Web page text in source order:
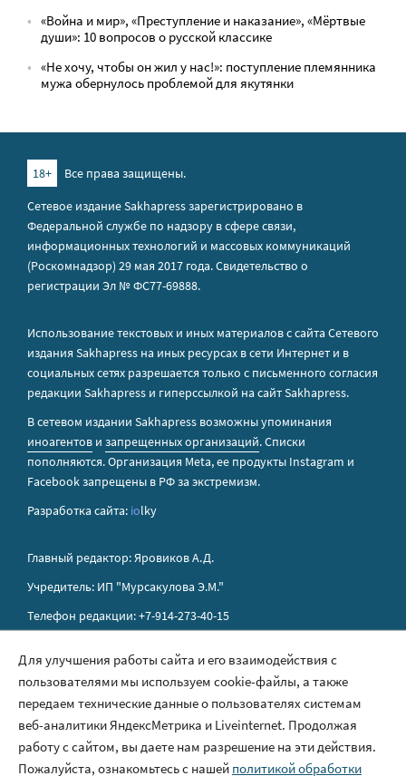
«Война и мир», «Преступление и наказание», «Мёртвые
души»: 10 вопросов о русской классике
«Не хочу, чтобы он жил у нас!»: поступление племянника
мужа обернулось проблемой для якутянки
18+
Все права защищены.
Сетевое издание Sakhapress зарегистрировано в
Федеральной службе по надзору в сфере связи,
информационных технологий и массовых коммуникаций
(Роскомнадзор) 29 мая 2017 года. Свидетельство о
регистрации Эл № ФС77-69888.
Использование текстовых и иных материалов с сайта Сетевого
издания Sakhapress на иных ресурсах в сети Интернет и в
социальных сетях разрешается только с письменного согласия
редакции Sakhapress и гиперссылкой на сайт Sakhapress.
В сетевом издании Sakhapress возможны упоминания
иноагентов и запрещенных организаций. Списки
пополняются. Организация Metа, ее продукты Instagram и
Facebook запрещены в РФ за экстремизм.
Разработка сайта: iolky
Главный редактор: Яровиков А.Д.
Учредитель: ИП "Мурсакулова Э.М."
Телефон редакции: +7-914-273-40-15
Правила сайта
Политика обработки персональных данных
Размещение рекламы
Для улучшения работы сайта и его взаимодействия с
пользователями мы используем cookie-файлы, а также
передаем технические данные о пользователях системам
веб-аналитики ЯндексМетрика и Liveinternet. Продолжая
работу с сайтом, вы даете нам разрешение на эти действия.
Пожалуйста, ознакомьтесь с нашей политикой обработки